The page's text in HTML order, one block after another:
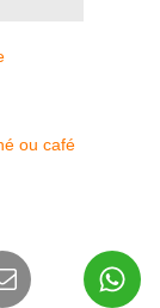
ou café